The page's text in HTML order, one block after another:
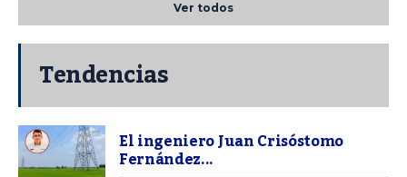
Ver todos
Tendencias
El ingeniero Juan Crisóstomo
Fernández...